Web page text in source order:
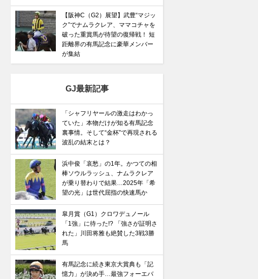
【阪神C（G2）展望】武豊“マジッ
ク”でナムラクレア、ママコチャを
破った重賞馬が待望の復帰戦！ 短
距離界の有馬記念に豪華メンバー
が集結
GJ最新記事
「シャフリヤールの激走はわかっ
ていた」本物だけが知る有馬記念
裏事情。そして“金杯”で再現される
波乱の結末とは？
浜中俊「哀愁」の1年。かつての相
棒ソウルラッシュ、ナムラクレア
が乗り替わりで結果…2025年「希
望の光」は世代屈指の快速馬か
皐月賞（G1）クロワデュノール
「1強」に待った!? 「強さが証明さ
れた」川田将雅も絶賛した3戦3勝
馬
有馬記念に続き東京大賞典も「記
憶力」が決め手…最強フォーエバ